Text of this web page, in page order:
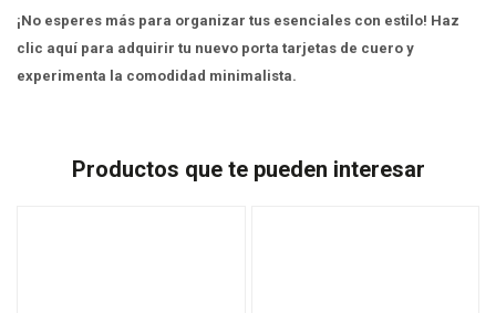
¡No esperes más para organizar tus esenciales con estilo! Haz
clic aquí para adquirir tu nuevo porta tarjetas de cuero y
experimenta la comodidad minimalista.
Productos que te pueden interesar